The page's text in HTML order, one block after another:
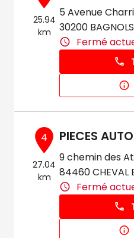
25.94
km
5 Avenue
30200
Fermé
4
27.04
km
PIECES
9 chemin des
84460 CHEVAL
Fermé